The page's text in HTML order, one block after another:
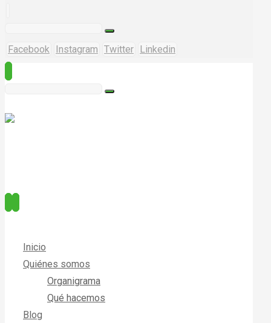
Facebook Instagram Twitter Linkedin
Inicio
Quiénes somos
Organigrama
Qué hacemos
Blog